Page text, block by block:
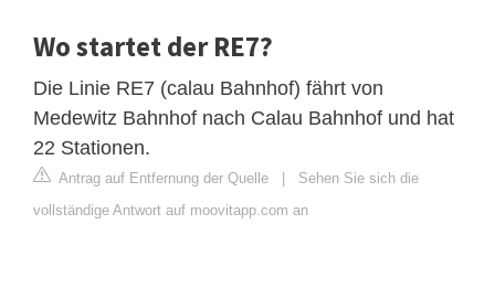
Wo startet der RE7?
Die Linie RE7 (calau Bahnhof) fährt von
Medewitz Bahnhof nach Calau Bahnhof und hat
22 Stationen.
Antrag auf Entfernung der Quelle
Sehen Sie sich die
vollständige Antwort auf moovitapp.com an